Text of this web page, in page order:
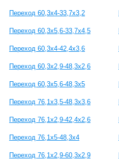
Переход 60,3x4-33,7x3,2
Переход 60,3x5,6-33,7x4,5
Переход 60,3x4-42,4x3,6
Переход 60,3x2,9-48,3x2,6
Переход 60,3x5,6-48,3x5
Переход 76,1x3,5-48,3x3,6
Переход 76,1x2,9-42,4x2,6
Переход 76,1x5-48,3x4
Переход 76,1x2,9-60,3x2,9